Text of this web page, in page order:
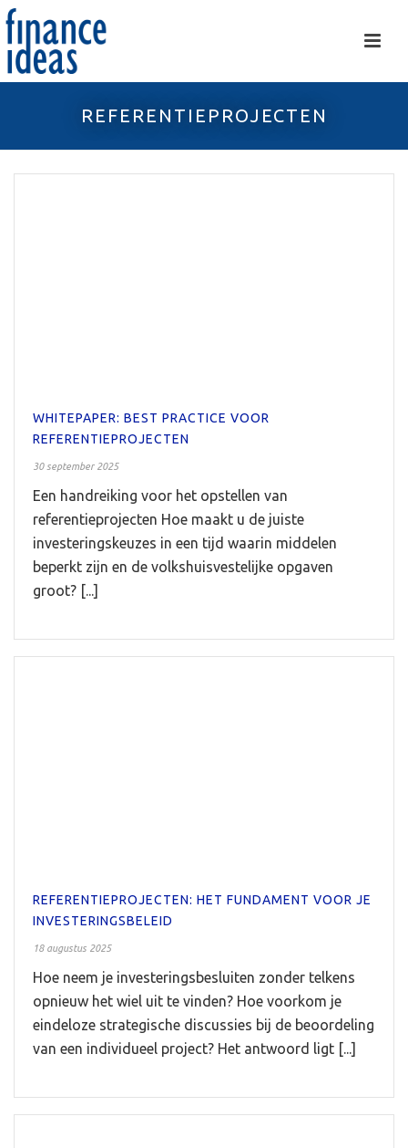
REFERENTIEPROJECTEN
WHITEPAPER: BEST PRACTICE VOOR
REFERENTIEPROJECTEN
30 september 2025
Een handreiking voor het opstellen van
referentieprojecten Hoe maakt u de juiste
investeringskeuzes in een tijd waarin middelen
beperkt zijn en de volkshuisvestelijke opgaven
groot? [...]
REFERENTIEPROJECTEN: HET FUNDAMENT VOOR JE
INVESTERINGSBELEID
18 augustus 2025
Hoe neem je investeringsbesluiten zonder telkens
opnieuw het wiel uit te vinden? Hoe voorkom je
eindeloze strategische discussies bij de beoordeling
van een individueel project? Het antwoord ligt [...]